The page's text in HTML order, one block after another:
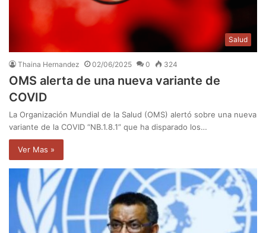
Salud
Thaina Hernandez 02/06/2025 0 324
OMS alerta de una nueva variante de
COVID
La Organización Mundial de la Salud (OMS) alertó sobre una nueva
variante de la COVID “NB.1.8.1” que ha disparado los…
Ver Mas »